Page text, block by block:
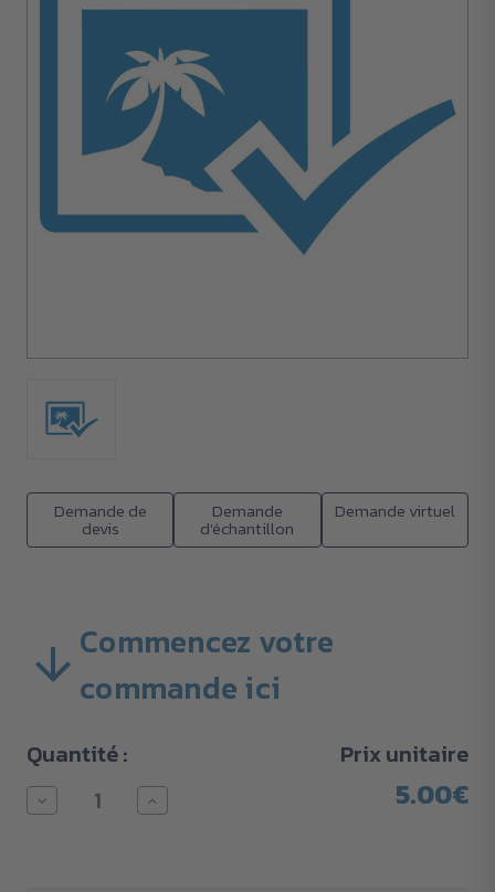
Demande de
devis
Demande
d'échantillon
Demande virtuel
Commencez votre
commande ici
Stock
actuel :
Quantité :
Diminuer
la
Augmenter
la
Prix unitaire
5.00€